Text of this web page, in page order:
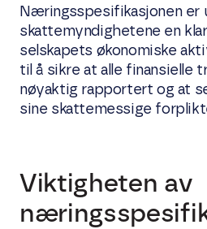
Næringsspesifikasjonen er
skattemyndighetene en
selskapets økonomiske
til å sikre at alle finansielle
nøyaktig rapportert og at
sine skattemessige
Viktigheten av